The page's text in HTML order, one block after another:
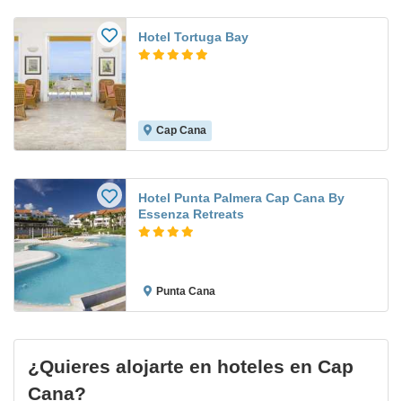
Hotel Tortuga Bay
Cap Cana
Hotel Punta Palmera Cap Cana By
Essenza Retreats
Punta Cana
¿Quieres alojarte en hoteles en Cap
Cana?